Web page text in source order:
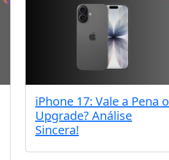
iPhone 17: Vale a Pena o
Upgrade? Análise
Sincera!